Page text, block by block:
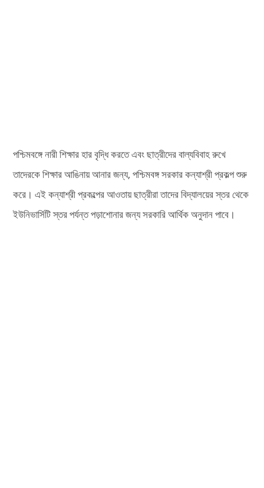
পশ্চিমবঙ্গে নারী শিক্ষার হার বৃদ্ধি করতে এবং ছাত্রীদের বাল্যবিবাহ রুখে
তাদেরকে শিক্ষার আঙিনায় আনার জন্য, পশ্চিমবঙ্গ সরকার কন্যাশ্রী প্রকল্প শুরু
করে। এই কন্যাশ্রী প্রকল্পের আওতায় ছাত্রীরা তাদের বিদ্যালয়ের স্তর থেকে
ইউনিভার্সিটি স্তর পর্যন্ত পড়াশোনার জন্য সরকারি আর্থিক অনুদান পাবে।